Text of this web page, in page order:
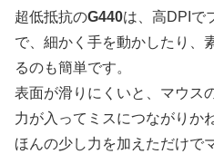
超低抵抗のG440は、高DPIで
で、細かく手を動かしたり、
るのも簡単です。
表面が滑りにくいと、マウス
力が入ってミスにつながりか
ほんの少し力を加えただけで